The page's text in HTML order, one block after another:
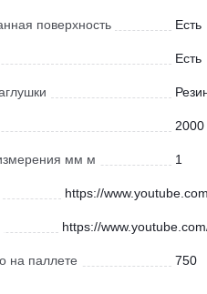
поверхность Есть
Есть
2000
мм м 1
https://
https://
на паллете 750